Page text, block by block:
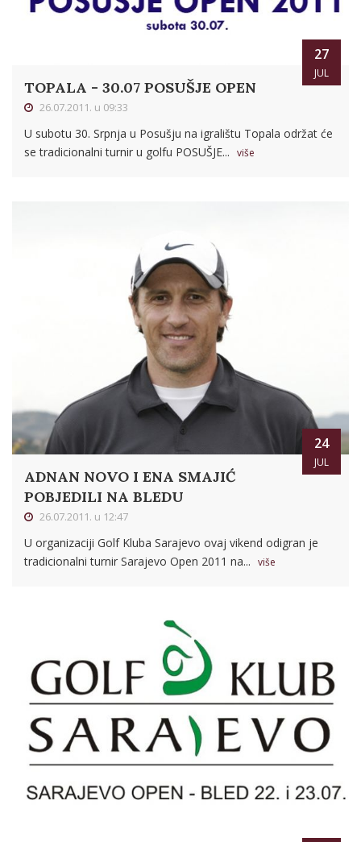
27
JUL
TOPALA - 30.07 POSUŠJE OPEN
26.07.2011. u 09:33
U subotu 30. Srpnja u Posušju na igralištu Topala održat će
se tradicionalni turnir u golfu POSUŠJE... više
24
JUL
ADNAN NOVO I ENA SMAJIĆ
POBJEDILI NA BLEDU
26.07.2011. u 12:47
U organizaciji Golf Kluba Sarajevo ovaj vikend odigran je
tradicionalni turnir Sarajevo Open 2011 na... više